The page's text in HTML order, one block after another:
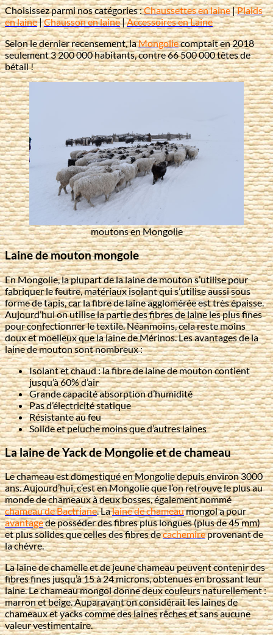
Choisissez parmi nos catégories :Chaussettes en laine|Plaids
en laine|Chausson en laine|Accessoires en Laine
Selon le dernier recensement, laMongoliecomptait en 2018
seulement 3 200 000 habitants, contre 66 500 000 têtes de
bétail !
moutons en Mongolie
Laine de mouton mongole
En Mongolie, la plupart de la laine de mouton s’utilise pour
fabriquer le feutre, matériaux isolant qui s’utilise aussi sous
forme de tapis, car la fibre de laine agglomérée est très épaisse.
Aujourd’hui on utilise la partie des fibres de laine les plus fines
pour confectionner le textile. Néanmoins, cela reste moins
doux et moelleux que la laine de Mérinos. Les avantages de la
laine de mouton sont nombreux :
Isolant et chaud : la fibre de laine de mouton contient
jusqu’à 60% d’air
Grande capacité absorption d’humidité
Pas d’électricité statique
Résistante au feu
Solide et peluche moins que d’autres laines
La laine de Yack de Mongolie et de chameau
Le chameau est domestiqué en Mongolie depuis environ 3000
ans. Aujourd’hui, c’est en Mongolie que l’on retrouve le plus au
monde de chameaux à deux bosses, également nommé
chameau de Bactriane. Lalaine de chameaumongol a pour
avantagede posséder des fibres plus longues (plus de 45 mm)
et plus solides que celles des fibres decachemireprovenant de
la chèvre.
La laine de chamelle et de jeune chameau peuvent contenir des
fibres fines jusqu’à 15 à 24 microns, obtenues en brossant leur
laine. Le chameau mongol donne deux couleurs naturellement :
marron et beige. Auparavant on considérait les laines de
chameaux et yacks comme des laines rêches et sans aucune
valeur vestimentaire.